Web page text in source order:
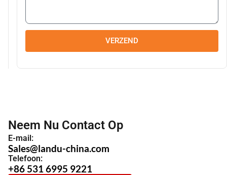
VERZEND
Neem Nu Contact Op
E-mail:
Sales@landu-china.com
Telefoon:
+86 531 6995 9221